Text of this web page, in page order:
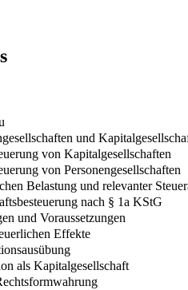
und
von Kapitalgesellschaften
von Personengesellschaften
Belastung und relevanter
nach § 1a KStG
und Voraussetzungen
Effekte
als Kapitalgesellschaft